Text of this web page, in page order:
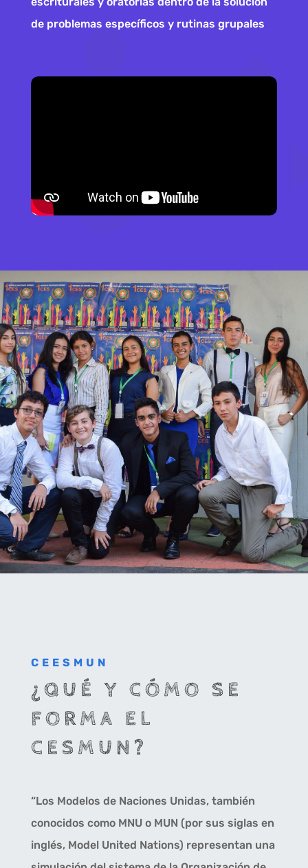
de problemas específicos y rutinas grupales
CEESMUN
¿QUÉ Y CÓMO SE
FORMA EL
CESMUN?
“Los Modelos de Naciones Unidas, también
conocidos como MNU o MUN (por sus siglas en
inglés, Model United Nations) representan una